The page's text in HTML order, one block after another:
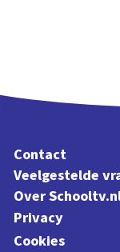
Contact
Veelgestelde
Over
Privacy
Cookies